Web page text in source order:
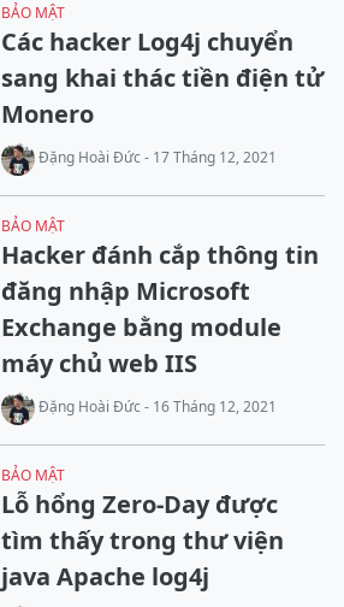
BẢO MẬT
Các hacker Log4j chuyển
sang khai thác tiền điện tử
Monero
Đặng Hoài Đức - 17 Tháng 12, 2021
BẢO MẬT
Hacker đánh cắp thông tin
đăng nhập Microsoft
Exchange bằng module
máy chủ web IIS
Đặng Hoài Đức - 16 Tháng 12, 2021
BẢO MẬT
Lỗ hổng Zero-Day được
tìm thấy trong thư viện
java Apache log4j